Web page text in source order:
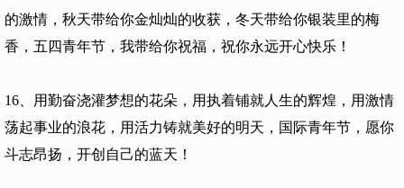
的激情，秋天带给你金灿灿的收获，冬天带给你银装里的梅
香，五四青年节，我带给你祝福，祝你永远开心快乐！
16、用勤奋浇灌梦想的花朵，用执着铺就人生的辉煌，用激情
荡起事业的浪花，用活力铸就美好的明天，国际青年节，愿你
斗志昂扬，开创自己的蓝天！